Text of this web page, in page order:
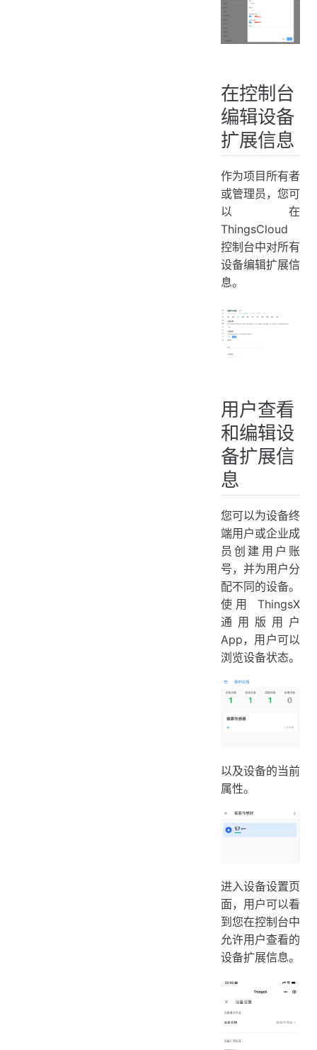
在控制台
编辑设备
扩展信息
作为项目所有者
或管理员，您可
以在
ThingsCloud
控制台中对所有
设备编辑扩展信
息。
用户查看
和编辑设
备扩展信
息
您可以为设备终
端用户或企业成
员创建用户账
号，并为用户分
配不同的设备。
使用 ThingsX
通用版用户
App，用户可以
浏览设备状态。
以及设备的当前
属性。
进入设备设置页
面，用户可以看
到您在控制台中
允许用户查看的
设备扩展信息。